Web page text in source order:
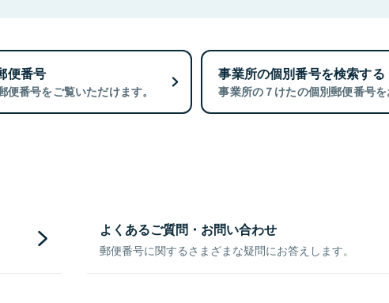
便番号
便番号をご覧いただけます。
事業所の個別番号を検索する
事業所の７けたの個別郵便番号を
よくあるご質問・お問い合わせ
郵便番号に関するさまざまな疑問にお答えします。